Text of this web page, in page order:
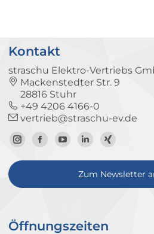
Kontakt
straschu Elektro-Vertriebs
Mackenstedter Str. 9
28816 Stuhr
+49 4206 4166-0
vertrieb@straschu-ev.de
Zum
Instagram-
Zur
Facebook-
Zum
YouTube-
Kanal
Zum
LinkedIn-
Profil
Zum
Xing-
Profil
Zum Newsletter
Öffnungszeiten